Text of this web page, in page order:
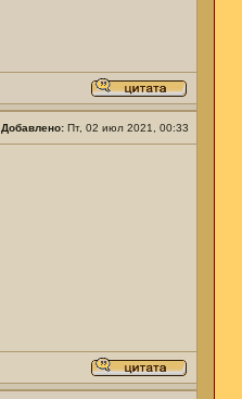
Добавлено: Пт, 02 июл 2021, 00:33